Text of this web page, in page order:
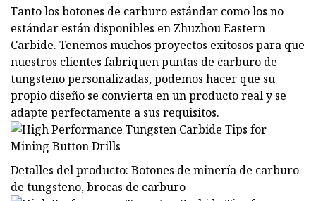
Tanto los botones de carburo estándar como los no
estándar están disponibles en Zhuzhou Eastern
Carbide. Tenemos muchos proyectos exitosos para que
nuestros clientes fabriquen puntas de carburo de
tungsteno personalizadas, podemos hacer que su
propio diseño se convierta en un producto real y se
adapte perfectamente a sus requisitos.
Detalles del producto: Botones de minería de carburo
de tungsteno, brocas de carburo